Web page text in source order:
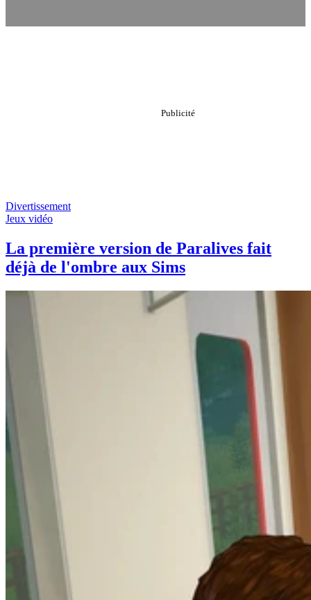
Divertissement
Jeux vidéo
La première version de Paralives fait
déjà de l'ombre aux Sims